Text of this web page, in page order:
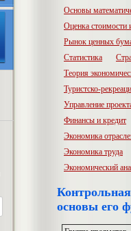
Основы
Оценка стоимости
Рынок ценных
Статистика
Теория
Туристско-
Управление
Финансы и кредит
Экономика
Экономика труда
Экономический
основы его